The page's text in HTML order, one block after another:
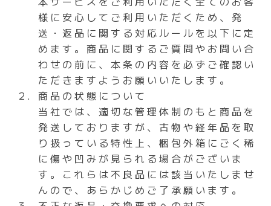
様に安心してご利用いただくため、発
送・返品に関する対応ルールを以下に定
めます。商品に関するご質問やお問い合
わせの前に、本条の内容を必ずご確認い
ただきますようお願いいたします。
商品の状態について
当社では、適切な管理体制のもと商品を
発送しておりますが、古物や経年品を取
り扱っている特性上、梱包外箱にごく稀
に傷や凹みが見られる場合がございま
す。これらは不良品には該当いたしませ
んので、あらかじめご了承願います。